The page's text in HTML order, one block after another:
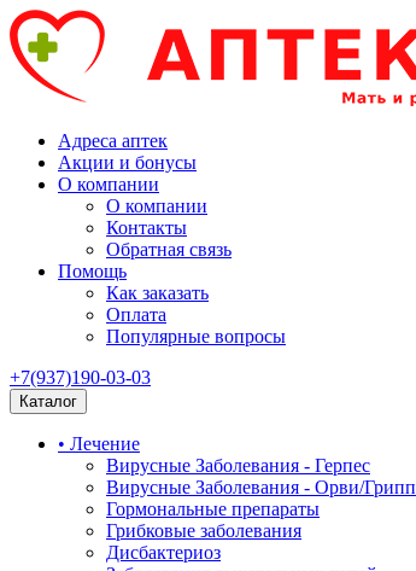
Адреса аптек
Акции и бонусы
О компании
О компании
Контакты
Обратная связь
Помощь
Как заказать
Оплата
Популярные вопросы
+7(937)190-03-03
Каталог
• Лечение
Вирусные Заболевания - Герпес
Вирусные Заболевания - Орви/Грипп
Гормональные препараты
Грибковые заболевания
Дисбактериоз